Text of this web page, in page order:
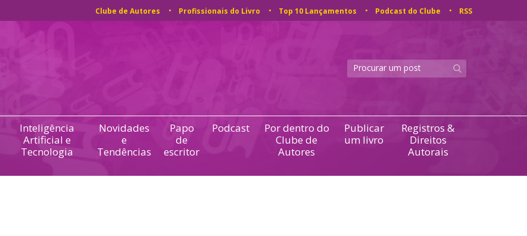
Clube de Autores Profissionais do Livro Top 10 Lançamentos Podcast do Clube RSS
Inteligência
Artificial e
Tecnologia
Novidades
e
Tendências
Papo
de
escritor
Podcast
Por dentro do
Clube de
Autores
Publicar
um livro
Registros &
Direitos
Autorais